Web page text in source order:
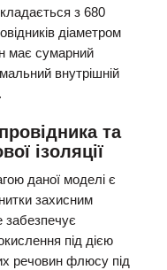
з 680
діаметром
має сумарний
внутрішній
та
ізоляції
даної моделі є
захисним
під дією
речовин флюсу під